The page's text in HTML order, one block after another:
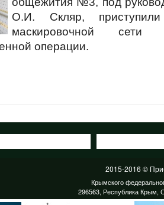
О.И. Скляр,
маскировочной сети
операции.
2015-2016 ©
Крымского
296563, Республика Крым,